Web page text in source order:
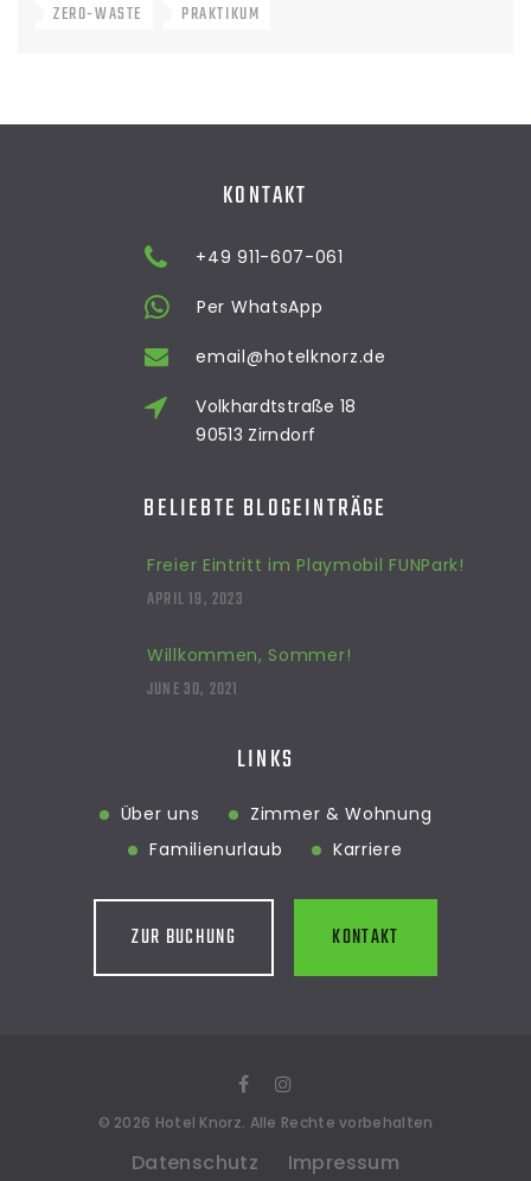
ZERO-WASTE
PRAKTIKUM
KONTAKT
+49 911-607-061
Per WhatsApp
email@hotelknorz.de
Volkhardtstraße 18
90513 Zirndorf
BELIEBTE BLOGEINTRÄGE
Freier Eintritt im Playmobil FUNPark!
APRIL 19, 2023
Willkommen, Sommer!
JUNE 30, 2021
LINKS
Über uns
Zimmer & Wohnung
Familienurlaub
Karriere
ZUR BUCHUNG KONTAKT
© 2026 Hotel Knorz. Alle Rechte vorbehalten
Datenschutz Impressum